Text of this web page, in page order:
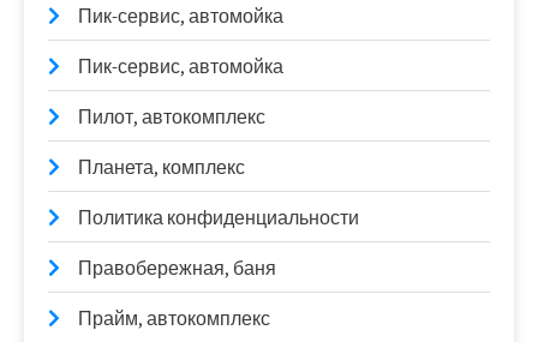
Пик-сервис, автомойка
Пик-сервис, автомойка
Пилот, автокомплекс
Планета, комплекс
Политика конфиденциальности
Правобережная, баня
Прайм, автокомплекс